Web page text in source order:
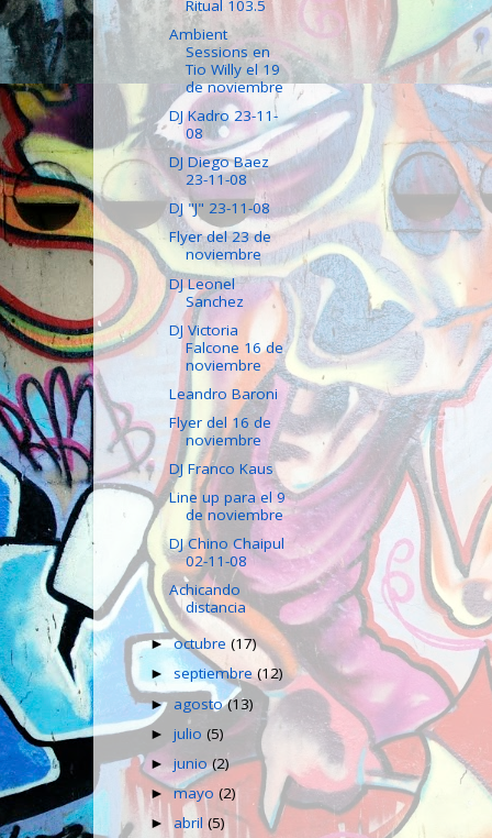
Ritual 103.5
Ambient
Sessions en
Tio Willy el 19
de noviembre
DJ Kadro 23-11-
08
DJ Diego Baez
23-11-08
DJ "J" 23-11-08
Flyer del 23 de
noviembre
DJ Leonel
Sanchez
DJ Victoria
Falcone 16 de
noviembre
Leandro Baroni
Flyer del 16 de
noviembre
DJ Franco Kaus
Line up para el 9
de noviembre
DJ Chino Chaipul
02-11-08
Achicando
distancia
►octubre(17)
► septiembre(12)
► agosto(13)
►julio (5)
►junio(2)
►mayo(2)
►abril(5)